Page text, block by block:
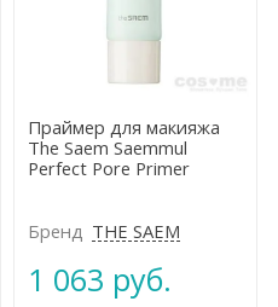
Праймер для макияжа
The Saem Saemmul
Perfect Pore Primer
Бренд THE SAEM
1 063 руб.